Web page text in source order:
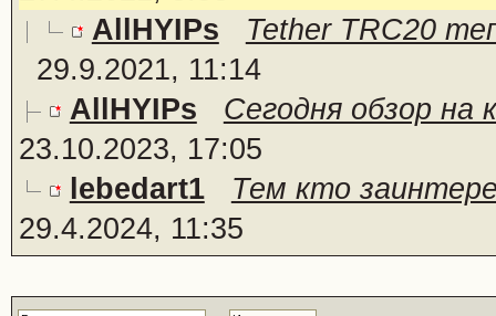
AllHYIPs
Tether TRC20
29.9.2021, 11:14
AllHYIPs
Сегодня обзор на
23.10.2023, 17:05
lebedart1
Тем кто
29.4.2024, 11:35